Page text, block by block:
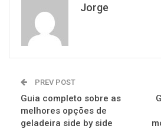
Jorge
PREV POST
Guia completo sobre as
melhores opções de
geladeira side by side